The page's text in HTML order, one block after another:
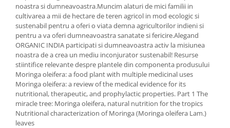
noastra si dumneavoastra.Muncim alaturi de mici familii in
cultivarea a mii de hectare de teren agricol in mod ecologic si
sustenabil pentru a oferi o viata demna agricultorilor indieni si
pentru a va oferi dumneavoastra sanatate si fericire.Alegand
ORGANIC INDIA participati si dumneavoastra activ la misiunea
noastra de a crea un mediu inconjurator sustenabil! Resurse
stiintifice relevante despre plantele din componenta produsului
Moringa oleifera: a food plant with multiple medicinal uses
Moringa oleifera: a review of the medical evidence for its
nutritional, therapeutic, and prophylactic properties. Part 1 The
miracle tree: Moringa oleifera, natural nutrition for the tropics
Nutritional characterization of Moringa (Moringa oleifera Lam.)
leaves